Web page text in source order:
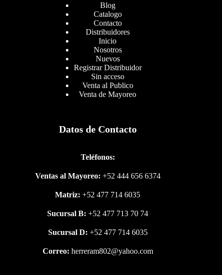
Blog
Catalogo
Contacto
Distribuidores
Inicio
Nosotros
Nuevos
Registrar Distribuidor
Sin acceso
Venta al Publico
Venta de Mayoreo
Datos de Contacto
Teléfonos:
Ventas al Mayoreo: +52 444 656 6374
Matriz: +52 477 714 6035
Sucursal B:+52 477 713 70 74
Sucursal D: +52 477 714 6035
Correo: herreram802@yahoo.com